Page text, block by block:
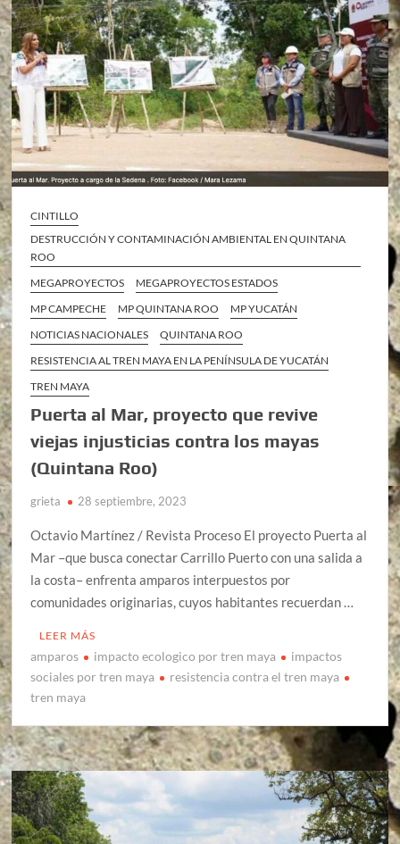
CINTILLO
DESTRUCCIÓN Y CONTAMINACIÓN AMBIENTAL EN QUINTANA
ROO
MEGAPROYECTOS
MEGAPROYECTOS ESTADOS
MP CAMPECHE
MP QUINTANA ROO
MP YUCATÁN
NOTICIAS NACIONALES
QUINTANA ROO
RESISTENCIA AL TREN MAYA EN LA PENÍNSULA DE YUCATÁN
TREN MAYA
Puerta al Mar, proyecto que revive
viejas injusticias contra los mayas
(Quintana Roo)
grieta 28 septiembre, 2023
Octavio Martínez / Revista Proceso El proyecto Puerta al
Mar –que busca conectar Carrillo Puerto con una salida a
la costa– enfrenta amparos interpuestos por
comunidades originarias, cuyos habitantes recuerdan …
LEER MÁS
amparos impacto ecologico por tren maya
impactos
sociales por tren maya
resistencia contra el tren maya
tren maya